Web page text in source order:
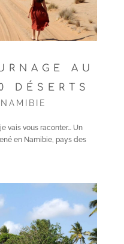
AU
DÉSERTS
NAMIBIE
vais vous raconter… Un
en Namibie, pays des